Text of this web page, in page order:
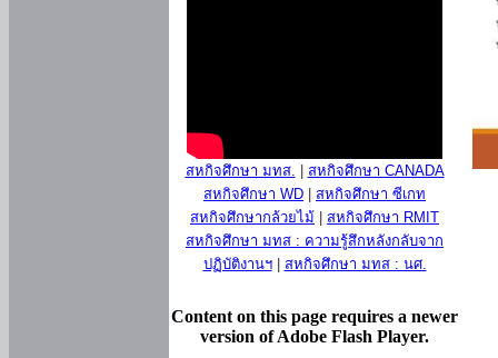
สหกิจศึกษา มทส.
สหกิจศึกษา CANADA
สหกิจศึกษา WD
สหกิจศึกษา ซีเกท
สหกิจศึกษากล้วยไม้
สหกิจศึกษา RMIT
สหกิจศึกษา มทส : ความรู้สึกหลังกลับจาก
ปฏิบัติงานฯ| สหกิจศึกษา มทส : นศ.
Content on this page requires a newer
version of Adobe Flash Player.